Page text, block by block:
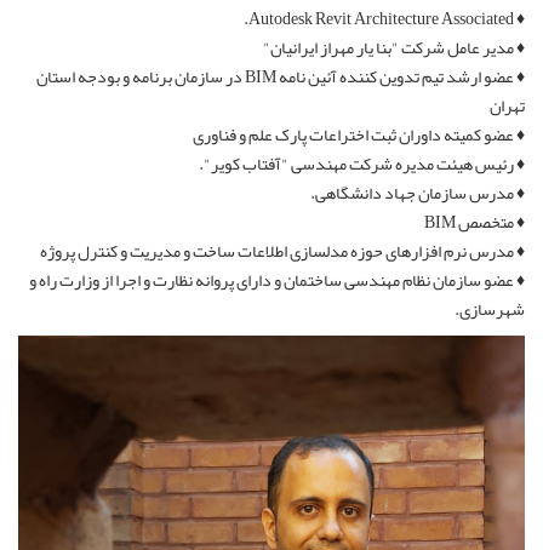
♦ Autodesk Revit Architecture Associated.
♦ مدیر عامل شرکت "بنا یار مهراز ایرانیان"
♦ عضو ارشد تیم تدوین کننده آئین نامه BIM در سازمان برنامه و بودجه استان
تهران
♦ عضو کمیته داوران ثبت اختراعات پارک علم و فناوری
♦ رئیس هیئت مدیره شرکت مهندسی "آفتاب کویر".
♦ مدرس سازمان جهاد دانشگاهی.
♦ متخصص BIM
♦ مدرس نرم افزارهای حوزه مدلسازی اطلاعات ساخت و مدیریت و کنترل پروژه
♦ عضو سازمان نظام مهندسی ساختمان و دارای پروانه نظارت و اجرا از وزارت راه و
شهرسازی.